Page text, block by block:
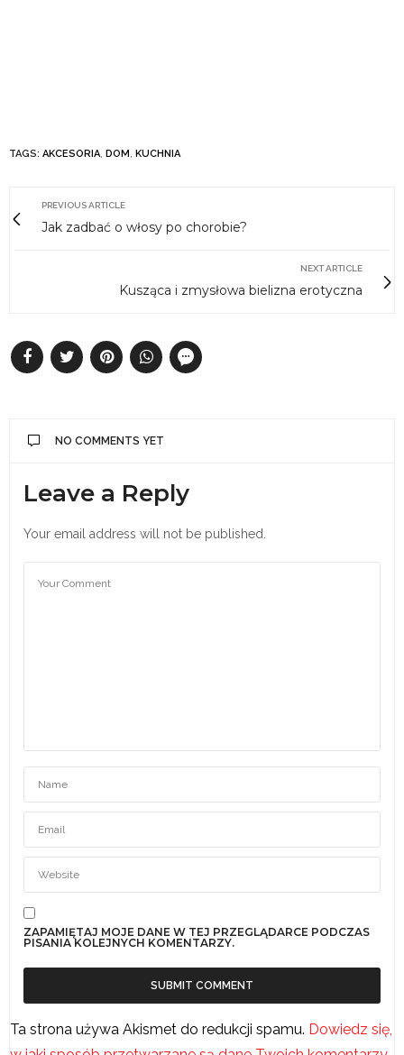
TAGS: AKCESORIA, DOM , KUCHNIA
PREVIOUS ARTICLE
Jak zadbać o włosy po chorobie?
NEXT ARTICLE
Kusząca i zmysłowa bielizna erotyczna
NO COMMENTS YET
Leave a Reply
Your email address will not be published.
ZAPAMIĘTAJ MOJE DANE W TEJ PRZEGLĄDARCE PODCZAS
PISANIA KOLEJNYCH KOMENTARZY.
Ta strona używa Akismet do redukcji spamu. Dowiedz się,